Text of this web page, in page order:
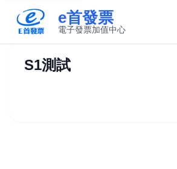
e首發票
電子發票加值中心
S1測試